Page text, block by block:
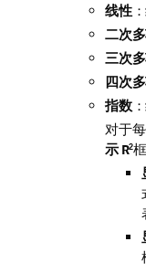
线性
二次
三次
四次
指数
对于
示 R2框